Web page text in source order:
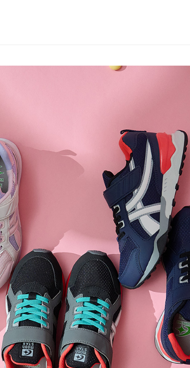
先享後付繳納相關費用。
※ 交易是否成功請以「AFTEE先享後付 」之結帳
是否繳費成功／繳費後需取消欲退款等相關疑問
交易，需依本服務之必要範圍內提供個人資料，
求債權轉讓予恩沛科技股份有限公司。
２．關於個人資料處理事宜，請瀏覽以下網址：
https://aftee.tw/terms/#terms3
３．未成年的使用者請事先徵得法定代理人或監
「AFTEE先享後付」，若未經同意申辦者引起之
４．使用「AFTEE先享後付」時，將依據個別帳
即時審查核予不同之上限額度；若仍有額度不足
結果請求用戶進行身份認證。
５．嚴禁一人註冊多個帳號或使用他人資訊註冊
形，恩沛科技股份有限公司將有權停止該用戶之
動。
每筆NT$80，滿NT$1,000(含以上)免運費